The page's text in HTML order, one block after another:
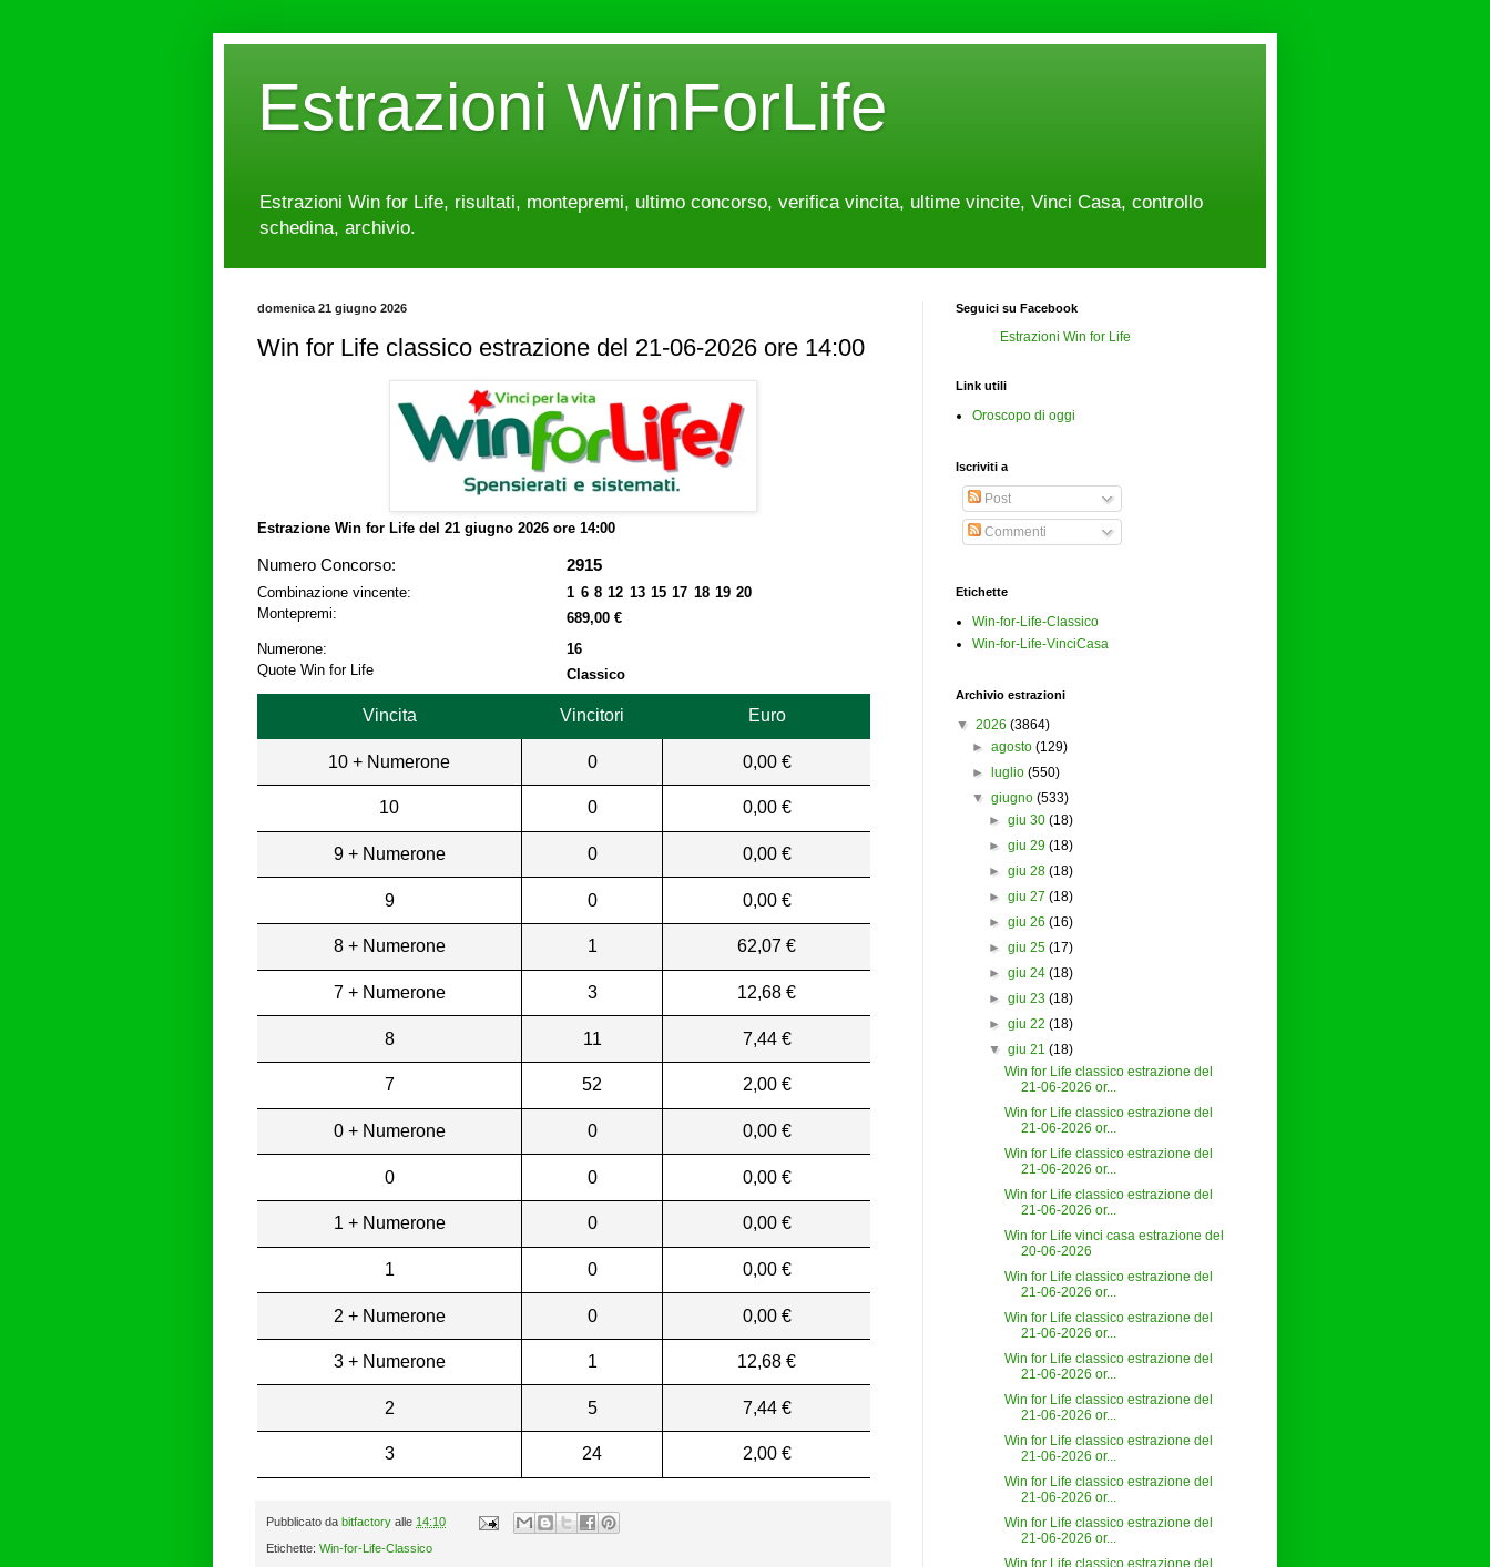
Estrazioni WinForLife
Estrazioni Win for Life, risultati, montepremi, ultimo concorso, verifica vincita, ultime vincite, Vinci Casa, controllo
schedina, archivio.
domenica 21 giugno 2026
Win for Life classico estrazione del 21-06-2026 ore 14:00
Estrazione Win for Life del 21 giugno 2026 ore 14:00
Numero Concorso: 2915
Combinazione vincente:
1 6 8 12 13 15 17 18 19 20
Montepremi:
689,00 €
Numerone:
16
Quote Win for Life
Classico
Vincita Vincitori Euro
10 + Numerone 0 0,00 €
10 0 0,00 €
9 + Numerone 0 0,00 €
9 0 0,00 €
8 + Numerone 1 62,07 €
7 + Numerone 3 12,68 €
8 11 7,44 €
7 52 2,00 €
0 + Numerone 0 0,00 €
0 0 0,00 €
1 + Numerone 0 0,00 €
1 0 0,00 €
2 + Numerone 0 0,00 €
3 + Numerone 1 12,68 €
2 5 7,44 €
3 24 2,00 €
Pubblicato da bitfactory alle 14:10
Etichette: Win-for-Life-Classico
Seguici su Facebook
Estrazioni Win for Life
Link utili
Oroscopo di oggi
Iscriviti a
Post
Commenti
Etichette
Win-for-Life-Classico
Win-for-Life-VinciCasa
Archivio estrazioni
▼ 2026 (3864)
►agosto (129)
►
luglio (550)
▼ giugno (533)
► giu 30 (18)
► giu 29 (18)
► giu 28 (18)
► giu 27 (18)
► giu 26 (16)
► giu 25 (17)
► giu 24 (18)
► giu 23 (18)
► giu 22 (18)
▼ giu 21 (18)
Win for Life classico estrazione del
21-06-2026 or...
Win for Life classico estrazione del
21-06-2026 or...
Win for Life classico estrazione del
21-06-2026 or...
Win for Life classico estrazione del
21-06-2026 or...
Win for Life vinci casa estrazione del
20-06-2026
Win for Life classico estrazione del
21-06-2026 or...
Win for Life classico estrazione del
21-06-2026 or...
Win for Life classico estrazione del
21-06-2026 or...
Win for Life classico estrazione del
21-06-2026 or...
Win for Life classico estrazione del
21-06-2026 or...
Win for Life classico estrazione del
21-06-2026 or...
Win for Life classico estrazione del
21-06-2026 or...